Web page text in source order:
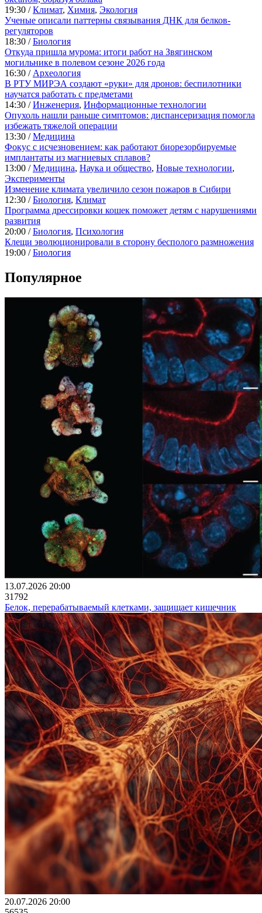
19:30 /Климат, Химия, Экология
Ученые описали паттерны связывания ДНК для белков-
регуляторов
18:30 /Биология
Откуда пришла мурома: итоги работ на Звягинском
могильнике в полевом сезоне 2026 года
16:30 / Археология
В РТУ МИРЭА создают «руки» для дронов: беспилотники
научатся работать с предметами
14:30 /Инженерия, Информационные технологии
Опухоль нашли раньше симптомов: диспансеризация помогла
избежать тяжелой операции
13:30 /Медицина
Фокус с исчезновением: как работают биорезорбируемые
имплантаты из магниевых сплавов?
13:00 /Медицина, Наука и общество, Новые технологии,
Эксперименты
Изменение климата увеличило сезон пожаров в Сибири
12:30 /Биология, Климат
Программа дрессировки кошек поможет детям с нарушениями
развития
20:00 /Биология, Психология
Клещи эволюционировали в сторону бесполого размножения
19:00 /Биология
Популярное
13.07.2026 20:00
31792
Белок, перерабатываемый клетками, защищает кишечник
20.07.2026 20:00